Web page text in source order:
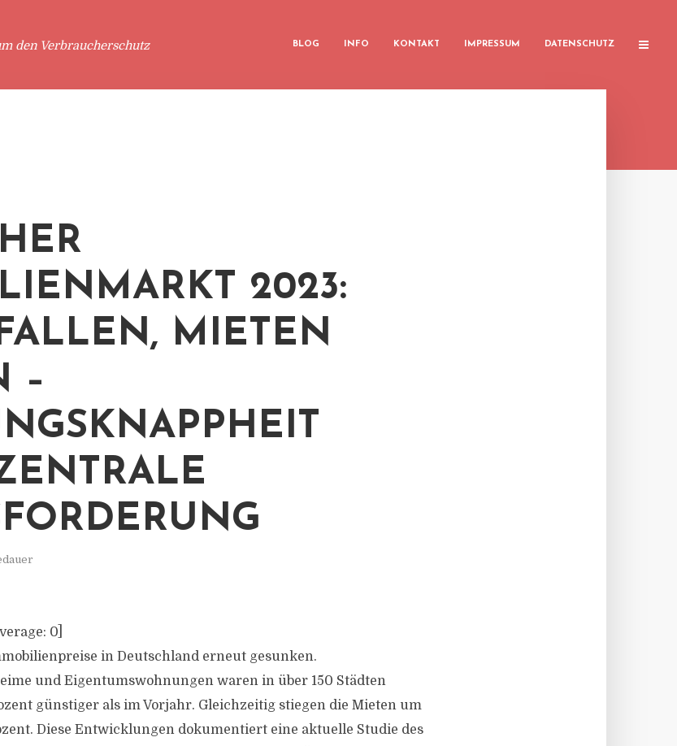
den Verbraucherschutz BLOG INFO KONTAKT IMPRESSUM DATENSCHUTZ
2023:
MIETEN
–
0
in Deutschland erneut gesunken.
und Eigentumswohnungen waren in über 150 Städten
günstiger als im Vorjahr. Gleichzeitig stiegen die Mieten um
Diese Entwicklungen dokumentiert eine aktuelle Studie des